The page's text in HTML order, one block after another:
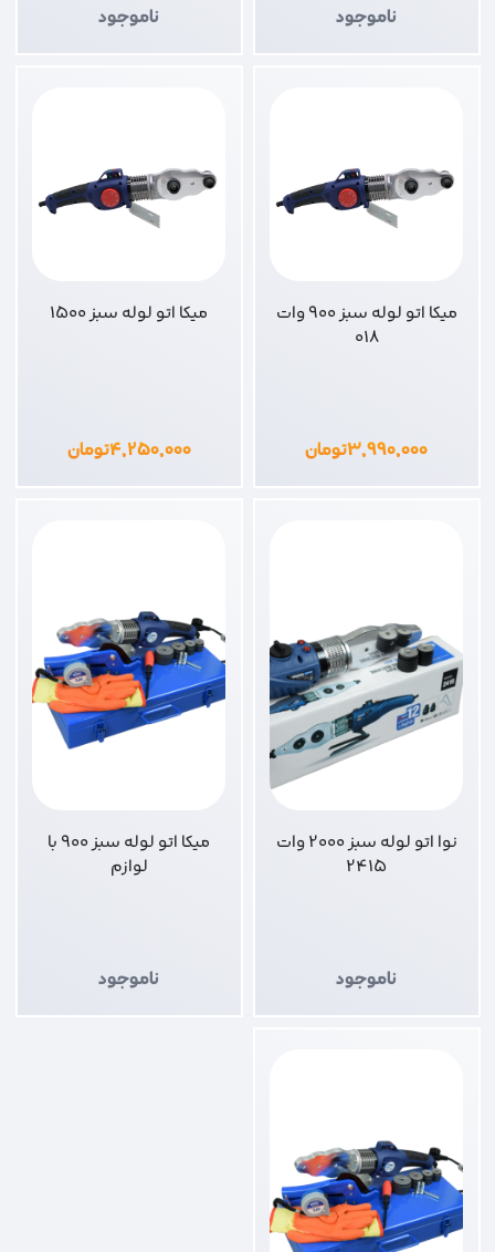
ناموجود ناموجود
میکا اتو لوله سبز 900 وات
018
۳,۹۹۰,۰۰۰تومان
میکا اتو لوله سبز 1500
۴,۲۵۰,۰۰۰تومان
نوا اتو لوله سبز 2000 وات
2415
ناموجود
میکا اتو لوله سبز 900 با
لوازم
ناموجود